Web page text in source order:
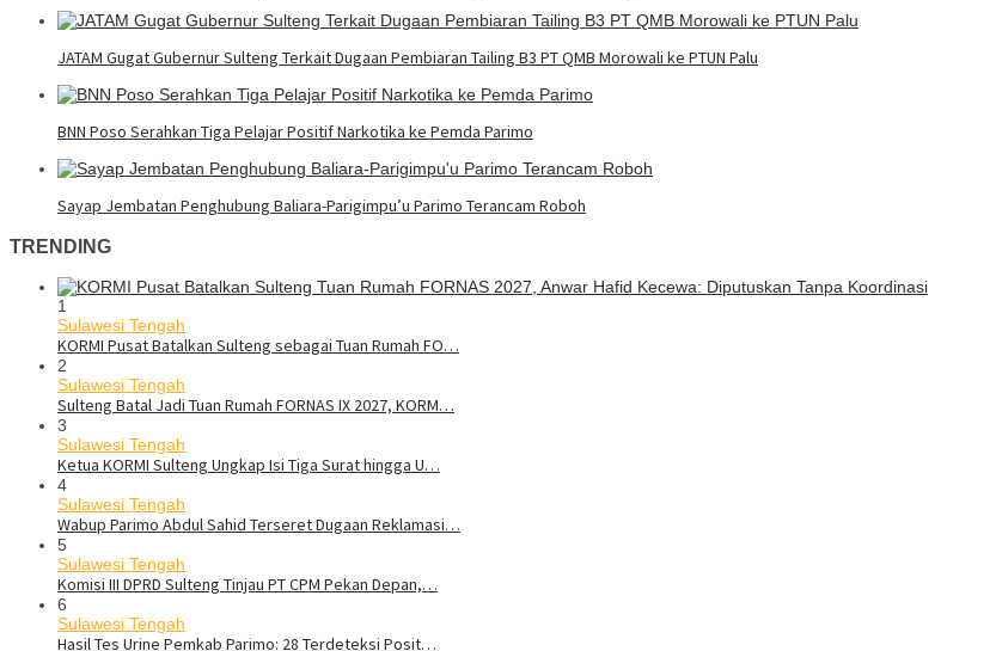
JATAM Gugat Gubernur Sulteng Terkait Dugaan Pembiaran Tailing B3 PT QMB Morowali ke PTUN Palu
BNN Poso Serahkan Tiga Pelajar Positif Narkotika ke Pemda Parimo
Sayap Jembatan Penghubung Baliara-Parigimpu’u Parimo Terancam Roboh
TRENDING
1
Sulawesi Tengah
KORMI Pusat Batalkan Sulteng sebagai Tuan Rumah FO…
2
Sulawesi Tengah
Sulteng Batal Jadi Tuan Rumah FORNAS IX 2027, KORM…
3
Sulawesi Tengah
Ketua KORMI Sulteng Ungkap Isi Tiga Surat hingga U…
4
Sulawesi Tengah
Wabup Parimo Abdul Sahid Terseret Dugaan Reklamasi…
5
Sulawesi Tengah
Komisi III DPRD Sulteng Tinjau PT CPM Pekan Depan,…
6
Sulawesi Tengah
Hasil Tes Urine Pemkab Parimo: 28 Terdeteksi Posit…